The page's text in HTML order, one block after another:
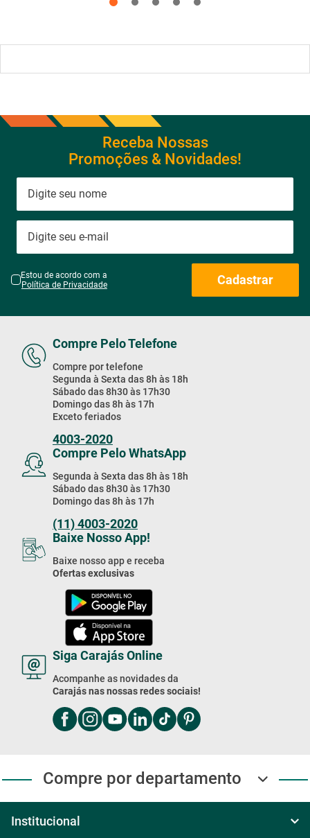
Receba Nossas
Promoções & Novidades!
Estou de acordo com a
Política de Privacidade
Cadastrar
Compre Pelo Telefone
Compre por telefone
Segunda à Sexta das 8h às 18h
Sábado das 8h30 às 17h30
Domingo das 8h às 17h
Exceto feriados
4003-2020
Compre Pelo WhatsApp
Segunda à Sexta das 8h às 18h
Sábado das 8h30 às 17h30
Domingo das 8h às 17h
(11) 4003-2020
Baixe Nosso App!
Baixe nosso app e receba
Ofertas exclusivas
Siga Carajás Online
Acompanhe as novidades da
Carajás nas nossas redes sociais!
Compre por departamento
Institucional